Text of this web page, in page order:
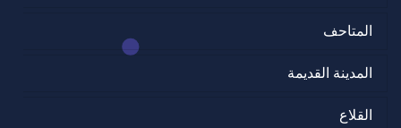
المتاحف
المدينة القديمة
القلاع